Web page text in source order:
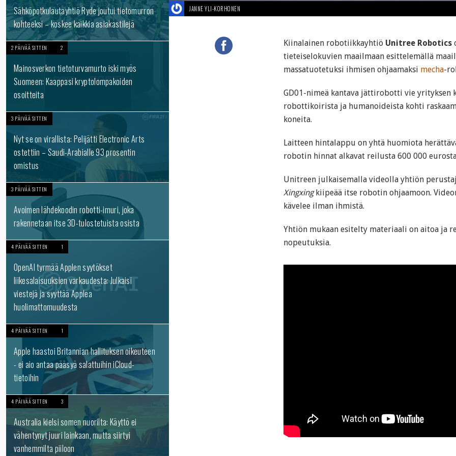
Sähköpotkulautayhtiö Ryde joutui tietomurron
kohteeksi – koskee kaikkia asiakastilejä
2 PÄIVÄÄ SITTEN 2
Mainosverkon tietoturvamurto iski myös
Suomeen: Kaappasi kryptolompakoiden
osoitteita
3 PÄIVÄÄ SITTEN
Nyt se on virallista: Pelijätti Electronic Arts
ostettiin – Saudi-Arabialle 93 prosentin
omistus
3 PÄIVÄÄ SITTEN
Avoimen lähdekoodin robotti-imuri, joka
rakennetaan itse 3D-tulostetuista osista
4 PÄIVÄÄ SITTEN 1
OpenAI tyrmää Applen syytökset
liikesalaisuuksien varkaudesta: Julkaisi
viestejä ja syyttää Applea
huolimattomuudesta
4 PÄIVÄÄ SITTEN 1
Apple haastoi Britannian hallituksen oikeuteen
- ei aio antaa pääsyä salattuihin iCloud-
tietoihin
4 PÄIVÄÄ SITTEN 3
Australia kielsi somen nuorilta: Käyttö ei
vähentynyt juuri lainkaan, mutta siirtyi
vanhemmilta piiloon
JANNE YLI-KORHONEN
Kiinalainen robotiikkayhtiö Unitree Robotics
tieteiselokuvien maailmaan esittelemällä
massatuotetuksi ihmisen ohjaamaksi mecha-
GD01-nimeä kantava jättirobotti vie yrityksen
robottikoirista ja humanoideista kohti
koneita.
Laitteen hintalappu on yhtä huomiota
robotin hinnat alkavat reilusta 600 000
Unitreen julkaisemalla videolla yhtiön
Xingxingkiipeää itse robotin ohjaamoon.
kävelee ilman ihmistä.
Yhtiön mukaan esitelty materiaali on aitoa ja
nopeutuksia.